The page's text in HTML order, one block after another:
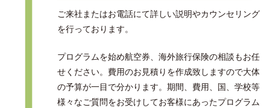
ご来社またはお電話にて詳しい説明やカウンセリング
を行っております。
プログラムを始め航空券、海外旅行保険の相談もお任
せください。費用のお見積りを作成致しますので大体
の予算が一目で分かります。期間、費用、国、学校等
様々なご質問をお受けしてお客様にあったプログラム